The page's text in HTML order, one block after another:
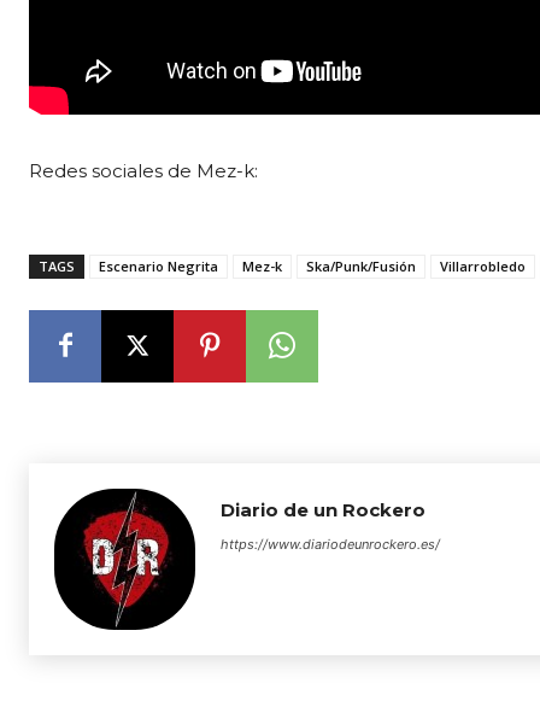
Redes sociales de Mez-k:
TAGS Escenario Negrita Mez-k Ska/Punk/Fusión Villarrobledo
Diario de un Rockero
https://www.diariodeunrockero.es/